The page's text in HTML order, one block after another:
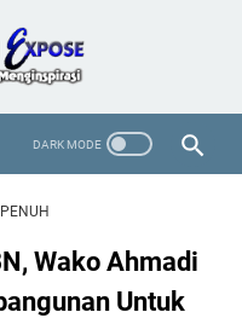
Wako Ahmadi
Untuk